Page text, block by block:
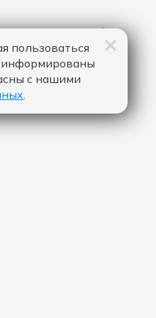
THE SUN - HUGEL &
- ЛАУД & ТОСЯ
пользоваться
с нашими
.